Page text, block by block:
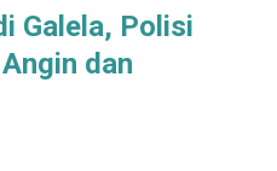
Galela, Polisi
dan